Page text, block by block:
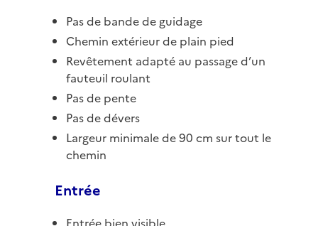
Pas de bande de guidage
Chemin extérieur de plain pied
Revêtement adapté au passage d’un
fauteuil roulant
Pas de pente
Pas de dévers
Largeur minimale de 90 cm sur tout le
chemin
Entrée